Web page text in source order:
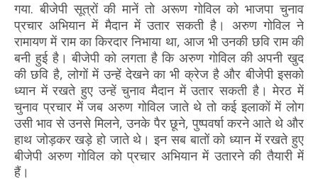
गया. बीजेपी सूत्रों की मानें तो अरूण गोविल को भाजपा चुनाव
प्रचार अभियान में मैदान में उतार सकती है। अरुण गोविल ने
रामायण में राम का किरदार निभाया था, आज भी उनकी छवि राम की
बनी हुई है। बीजेपी को लगता है कि अरुण गोविल की अपनी खुद
की छवि है, लोगों में उन्हें देखने का भी क्रेज है और बीजेपी इसको
ध्यान में रखते हुए उन्हें चुनाव मैदान में उतार सकती है। मेरठ में
चुनाव प्रचार में जब अरुण गोविल जाते थे तो कई इलाकों में लोग
उसी भाव से उनसे मिलने, उनके पैर छूने, पुष्पवर्षा करने आते थे और
हाथ जोड़कर खड़े हो जाते थे। इन सब बातों को ध्यान में रखते हुए
बीजेपी अरुण गोविल को प्रचार अभियान में उतारने की तैयारी में
हैं।